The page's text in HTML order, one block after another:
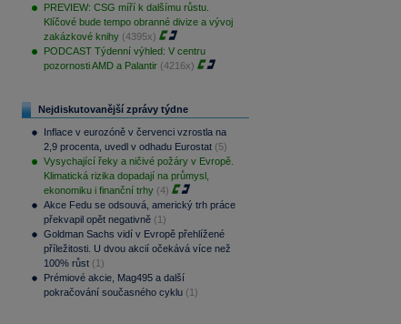
PREVIEW: CSG míří k dalšímu růstu.
Klíčové bude tempo obranné divize a vývoj
zakázkové knihy (4395x)
PODCAST Týdenní výhled: V centru
pozornosti AMD a Palantir (4216x)
Nejdiskutovanější zprávy týdne
Inflace v eurozóně v červenci vzrostla na
2,9 procenta, uvedl v odhadu Eurostat (5)
Vysychající řeky a ničivé požáry v Evropě.
Klimatická rizika dopadají na průmysl,
ekonomiku i finanční trhy (4)
Akce Fedu se odsouvá, americký trh práce
překvapil opět negativně (1)
Goldman Sachs vidí v Evropě přehlížené
příležitosti. U dvou akcií očekává více než
100% růst (1)
Prémiové akcie, Mag495 a další
pokračování současného cyklu (1)